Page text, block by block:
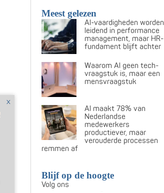
Meest gelezen
AI-vaardigheden worden
leidend in performance
management, maar HR-
fundament blijft achter
Waarom AI geen tech-
vraagstuk is, maar een
mensvraagstuk
AI maakt 78% van
Nederlandse
medewerkers
productiever, maar
verouderde processen
remmen af
Blijf op de hoogte
Volg ons